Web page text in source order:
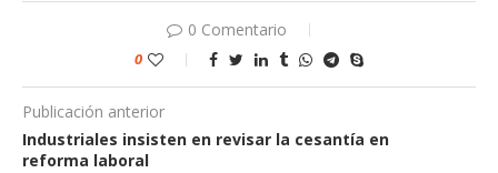
0 Comentario
0
Publicación anterior
Industriales insisten en revisar la cesantía en
reforma laboral